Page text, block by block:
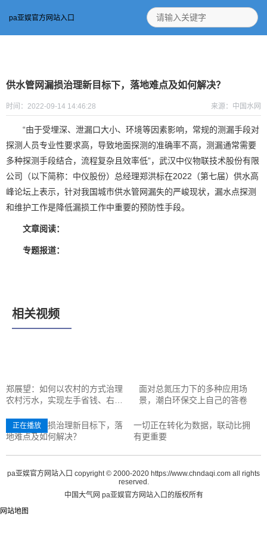
pa亚娱官方网站入口
供水管网漏损治理新目标下，落地难点及如何解决？
时间：2022-09-14 14:46:28 来源：中国水网
“由于受埋深、泄漏口大小、环境等因素影响，常规的测漏手段对
探测人员专业性要求高，导致地面探测的准确率不高，测漏通常需要
多种探测手段结合，流程复杂且效率低”，武汉中仪物联技术股份有限
公司（以下简称：中仪股份）总经理郑洪标在2022（第七届）供水高
峰论坛上表示，针对我国城市供水管网漏失的严峻现状，漏水点探测
和维护工作是降低漏损工作中重要的预防性手段。
文章阅读：
专题报道：
相关视频
郑展望：如何以农村的方式治理
农村污水，实现左手省钱、右手
面对总氮压力下的多种应用场
景，潮白环保交上自己的答卷
供水管网漏损治理新目标下，落
地难点及如何解决？
正在播放
一切正在转化为数据，联动比拥
有更重要
pa亚娱官方网站入口 copyright © 2000-2020 https://www.chndaqi.com all rights
reserved.
中国大气网 pa亚娱官方网站入口的版权所有
网站地图